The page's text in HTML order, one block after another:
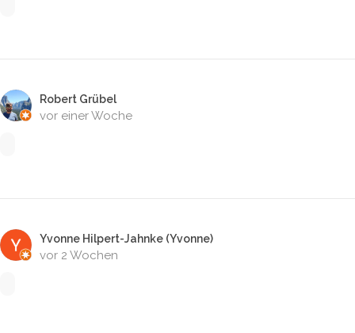
Robert Grübel
vor einer Woche
Yvonne Hilpert-Jahnke (Yvonne)
vor 2 Wochen